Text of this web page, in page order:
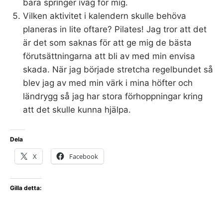
bara springer iväg för mig.
Vilken aktivitet i kalendern skulle behöva
planeras in lite oftare? Pilates! Jag tror att det
är det som saknas för att ge mig de bästa
förutsättningarna att bli av med min envisa
skada. När jag började stretcha regelbundet så
blev jag av med min värk i mina höfter och
ländrygg så jag har stora förhoppningar kring
att det skulle kunna hjälpa.
Dela
X Facebook
Gilla detta: